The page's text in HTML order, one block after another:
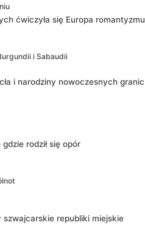
ćwiczyła się Europa romantyzmu
i Sabaudii
i narodziny nowoczesnych granic
rodził się opór
republiki miejskie